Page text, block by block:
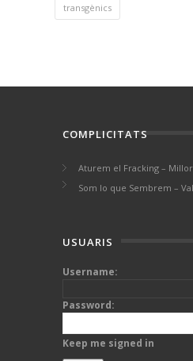
transgènics
COMPLICITATS
Aturem el Fracking –
Som lo que Sembrem –
USUARIS
Username:
Password:
Keep me signed in